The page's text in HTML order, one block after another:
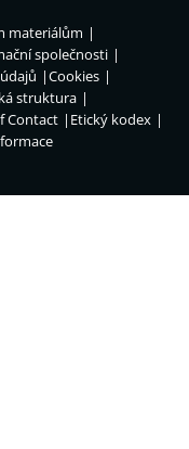
materiálům
společnosti
Cookies
struktura
Contact
Etický kodex